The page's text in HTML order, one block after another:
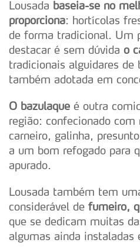
Lousada baseia-se no
proporciona: hortícolas
de forma tradicional. Um
destacar é sem dúvida o
tradicionais alguidares
também adotada em
O bazulaque é outra
região: confecionado com
carneiro, galinha,
a um bom refogado para
apurado.
Lousada também tem
considerável de fumeiro,
que se dedicam muitas
algumas ainda instaladas